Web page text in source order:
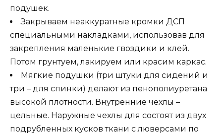
подушек.
Закрываем неаккуратные кромки ДСП
специальными накладками, использовав для
закрепления маленькие гвоздики и клей.
Потом грунтуем, лакируем или красим каркас.
Мягкие подушки (три штуки для сидений и
три – для спинки) делают из пенополиуретана
высокой плотности. Внутренние чехлы –
цельные. Наружные чехлы для состоят из двух
подрубленных кусков ткани с люверсами по